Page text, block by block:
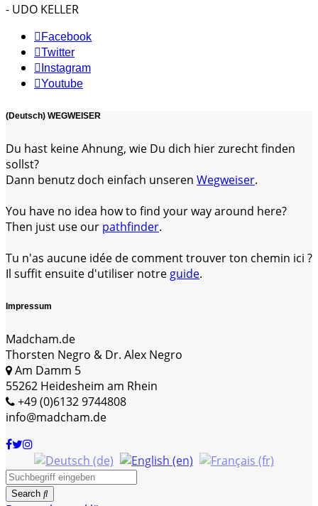
- UDO KELLER
Facebook
Twitter
Instagram
Youtube
(Deutsch) WEGWEISER
Du hast keine Ahnung, wie Du dich hier zurecht finden
sollst?
Dann benutz doch einfach unseren Wegweiser.
You have no idea how to find your way around here?
Then just use our pathfinder.
Tu n'as aucune idée de comment trouver ton chemin ici ?
Il suffit ensuite d'utiliser notre guide.
Impressum
Madcham.de
Thorsten Negro & Dr. Alex Negro
Am Damm 5
55262 Heidesheim am Rhein
+49 (0)6132 9744808
info@madcham.de
Search